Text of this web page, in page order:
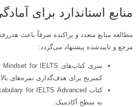
منابع استاندارد برای
مطالعه منابع متعدد و پراکنده صرفاً باعث
مرجع و تاییدشده پیشنهاد می‌گردد:
کمبریج برای هدف‌گذاری نمره‌های بالای
به سطح آکادمیک.